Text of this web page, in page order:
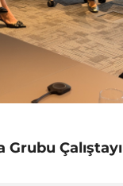
Grubu Çalıştayı